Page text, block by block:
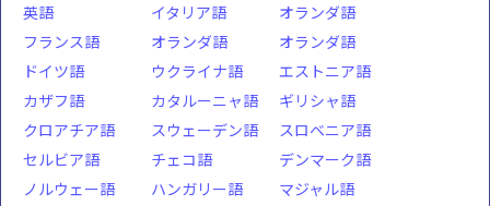
英語
イタリア語
オランダ語
フランス語
オランダ語
オランダ語
ドイツ語
ウクライナ語
エストニア語
カザフ語
カタルーニャ語
ギリシャ語
クロアチア語
スウェーデン語
スロベニア語
セルビア語
チェコ語
デンマーク語
ノルウェー語
ハンガリー語
マジャル語